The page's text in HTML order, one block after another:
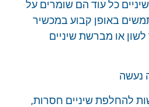
כל עוד הם שומרים על
באופן קבוע במכשיר
או מברשת שיניים
נעשה
להחלפת שיניים חסרות,